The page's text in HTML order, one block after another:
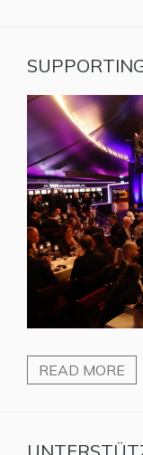
READ MORE